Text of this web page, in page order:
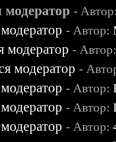
модератор -
- Автор:
модератор -
модератор -
- Автор:
- Автор:
- Автор: